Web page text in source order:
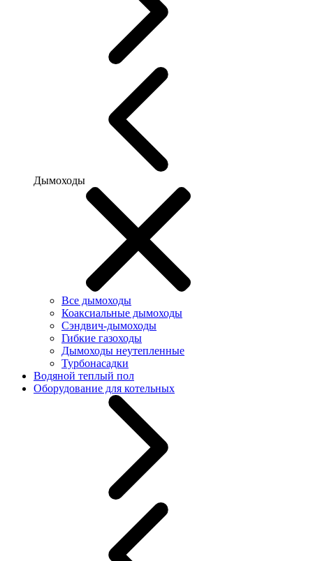
Дымоходы
Все дымоходы
Коаксиальные дымоходы
Сэндвич-дымоходы
Гибкие газоходы
Дымоходы неутепленные
Турбонасадки
Водяной теплый пол
Оборудование для котельных